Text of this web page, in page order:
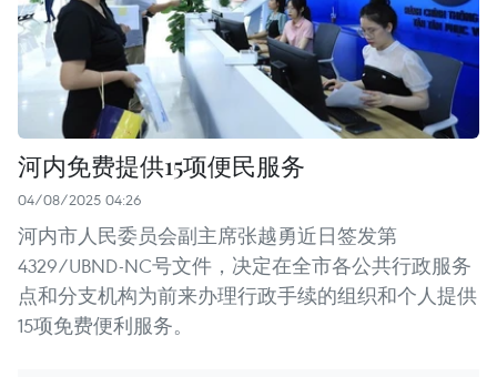
河内免费提供15项便民服务
04/08/2025 04:26
河内市人民委员会副主席张越勇近日签发第
4329/UBND-NC号文件，决定在全市各公共行政服务
点和分支机构为前来办理行政手续的组织和个人提供
15项免费便利服务。